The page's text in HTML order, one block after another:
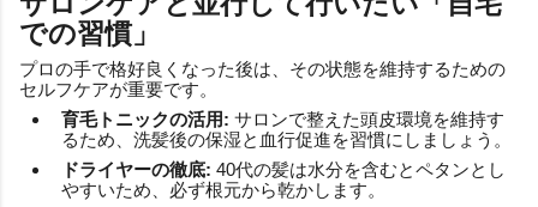
での習慣」
プロの手で格好良くなった後は、その状態を維持するための
セルフケアが重要です。
育毛トニックの活用: サロンで整えた頭皮環境を維持す
るため、洗髪後の保湿と血行促進を習慣にしましょう。
ドライヤーの徹底: 40代の髪は水分を含むとペタンとし
やすいため、必ず根元から乾かします。